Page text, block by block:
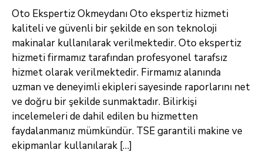
Oto Ekspertiz Okmeydanı Oto ekspertiz hizmeti
kaliteli ve güvenli bir şekilde en son teknoloji
makinalar kullanılarak verilmektedir. Oto ekspertiz
hizmeti firmamız tarafından profesyonel tarafsız
hizmet olarak verilmektedir. Firmamız alanında
uzman ve deneyimli ekipleri sayesinde raporlarını net
ve doğru bir şekilde sunmaktadır. Bilirkişi
incelemeleri de dahil edilen bu hizmetten
faydalanmanız mümkündür. TSE garantili makine ve
ekipmanlar kullanılarak […]